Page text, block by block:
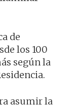
de
los 100
según la
asumir la